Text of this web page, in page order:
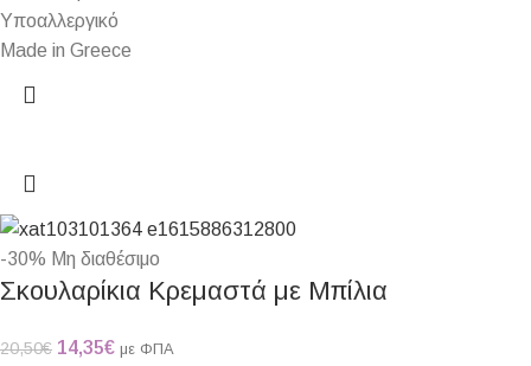
Υποαλλεργικό
Made in Greece
-30% Μη διαθέσιμο
Σκουλαρίκια Κρεμαστά με Μπίλια
20,50€ 14,35€ με ΦΠΑ